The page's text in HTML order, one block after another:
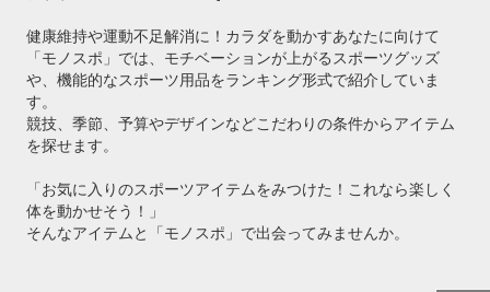
健康維持や運動不足解消に！カラダを動かすあなたに向けて
「モノスポ」では、モチベーションが上がるスポーツグッズ
や、機能的なスポーツ用品をランキング形式で紹介していま
す。
競技、季節、予算やデザインなどこだわりの条件からアイテム
を探せます。
「お気に入りのスポーツアイテムをみつけた！これなら楽しく
体を動かせそう！」
そんなアイテムと「モノスポ」で出会ってみませんか。